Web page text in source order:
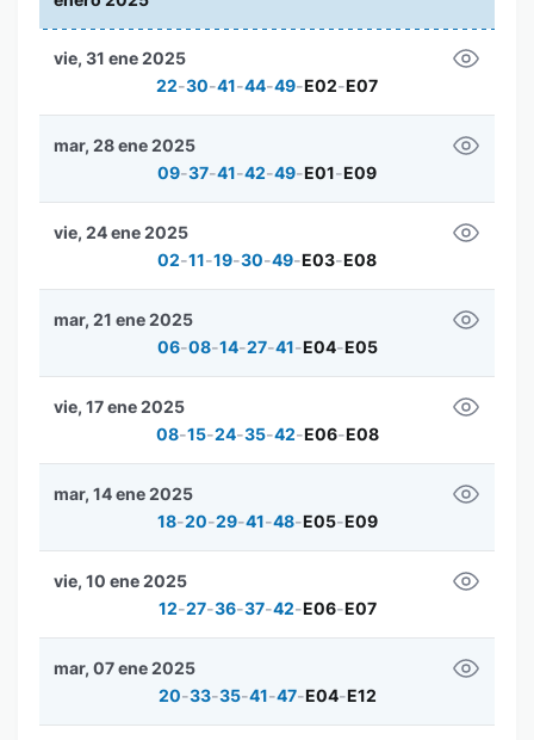
22-30-41-44-49-E02-E07
vie, 31 ene 2025
09-37-41-42-49-E01-E09
mar, 28 ene 2025
02-11-19-30-49-E03-E08
vie, 24 ene 2025
06-08-14-27-41-E04-E05
mar, 21 ene 2025
08-15-24-35-42-E06-E08
vie, 17 ene 2025
18-20-29-41-48-E05-E09
mar, 14 ene 2025
12-27-36-37-42-E06-E07
vie, 10 ene 2025
20-33-35-41-47-E04-E12
mar, 07 ene 2025